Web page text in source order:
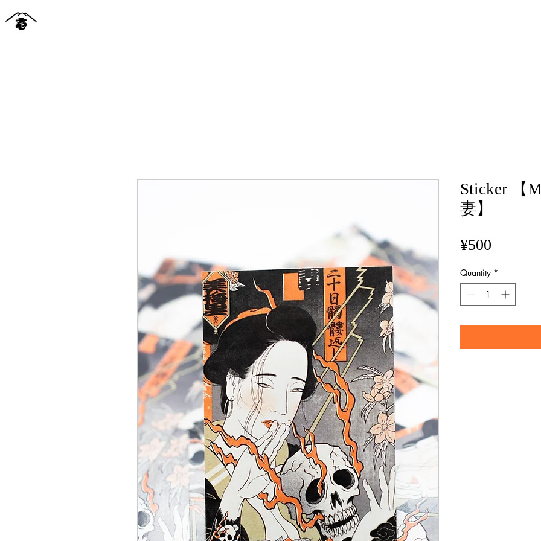
Sticker 【
妻】
¥500
Quantity *